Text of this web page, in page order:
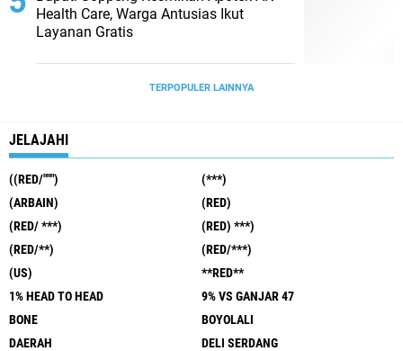
Health Care, Warga Antusias Ikut
Layanan Gratis
TERPOPULER LAINNYA
JELAJAHI
((RED/""")
(***)
(ARBAIN)
(RED)
(RED/ ***)
(RED) ***)
(RED/**)
(RED/***)
(US)
**RED**
1% HEAD TO HEAD
9% VS GANJAR 47
BONE
BOYOLALI
DAERAH
DELI SERDANG